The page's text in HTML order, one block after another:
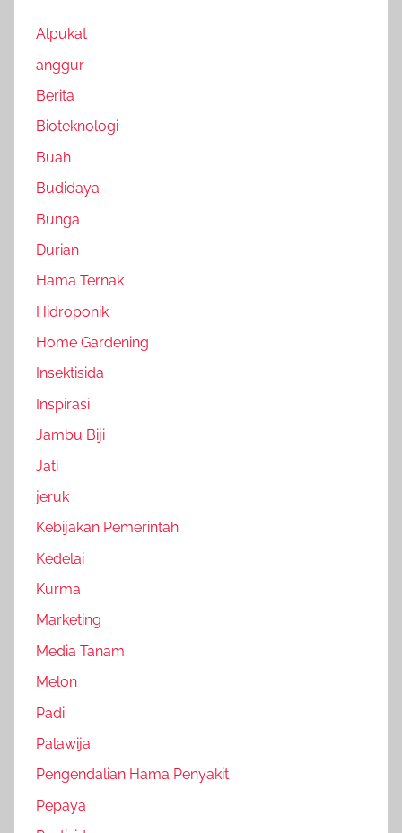
Alpukat
anggur
Berita
Bioteknologi
Buah
Budidaya
Bunga
Durian
Hama Ternak
Hidroponik
Home Gardening
Insektisida
Inspirasi
Jambu Biji
Jati
jeruk
Kebijakan Pemerintah
Kedelai
Kurma
Marketing
Media Tanam
Melon
Padi
Palawija
Pengendalian Hama Penyakit
Pepaya